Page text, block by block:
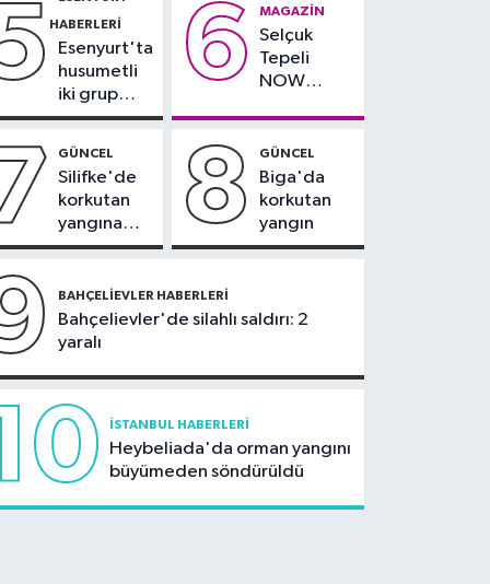
Olympos Regatta için
geri sayım başladı
bazı yollar
kapatılacak
teslim
alındı
HABERLERI
Esenyurt'ta
husumetli
iki grup
arasında
kavga
6 MAGAZIN
Selçuk
Tepeli
NOW
duyurdu
GÜNCEL
Silifke'de
korkutan
yangına
havadan ve
müdahale
8 GÜNCEL
Biga'da
korkutan
yangın
BAHÇELIEVLER HABERLERI
Bahçelievler'de silahlı saldırı: 2
yaralı
İSTANBUL HABERLERI
Heybeliada'da orman yangını
büyümeden söndürüldü